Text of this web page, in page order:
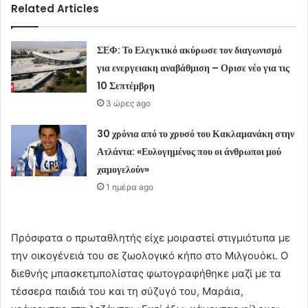
Related Articles
ΣΕΦ: Το Ελεγκτικό ακύρωσε τον διαγωνισμό
για ενεργειακη αναβάθμιση – Ορισε νέο για τις
10 Σεπτέμβρη
3 ώρες ago
30 χρόνια από το χρυσό του Κακλαμανάκη στην
Ατλάντα: «Ευλογημένος που οι άνθρωποι μού
χαμογελούν»
1 ημέρα ago
Πρόσφατα ο πρωταθλητής είχε μοιραστεί στιγμιότυπα με
την οικογένειά του σε ζωολογικό κήπο στο Μιλγουόκι. Ο
διεθνής μπασκετμπολίστας φωτογραφήθηκε μαζί με τα
τέσσερα παιδιά του και τη σύζυγό του, Μαράια,